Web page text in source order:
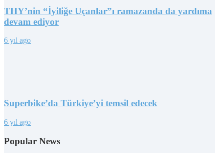
THY’nin “İyiliğe Uçanlar”ı ramazanda da yardıma
devam ediyor
6 yıl ago
Superbike’da Türkiye’yi temsil edecek
6 yıl ago
Popular News